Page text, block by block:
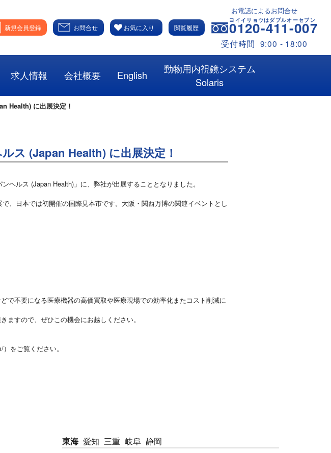
新規会員登録 お問合せ お気に入り 閲覧履歴
お電話によるお問合せ
0120-411-007
受付時間 9:00 - 18:00
求人情報 会社概要 English
動物用内視鏡システム
Solaris
Health) に出展決定！
ス (Japan Health) に出展決定！
ヘルス (Japan Health)」に、弊社が出展することとなりました。
、日本では初開催の国際見本市です。大阪・関西万博の関連イベントとし
で不要になる医療機器の高価買取や医療現場での効率化またコスト削減に
すので、ぜひこの機会にお越しください。
をご覧ください。
東海 愛知 三重 岐阜 静岡